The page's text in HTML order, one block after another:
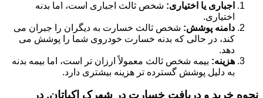
اجباری یا اختیاری: شخص ثالث اجباری است، اما بدنه
اختیاری.
دامنه پوشش: شخص ثالث خسارت به دیگران را جبران می
کند، در حالی که بدنه خسارت خودروی شما را پوشش می
دهد.
هزینه: بیمه شخص ثالث معمولاً ارزان تر است، اما بیمه بدنه
به دلیل پوشش گسترده تر هزینه بیشتری دارد.
نحوه خرید و دریافت خسارت در شهرک اکباتان, در